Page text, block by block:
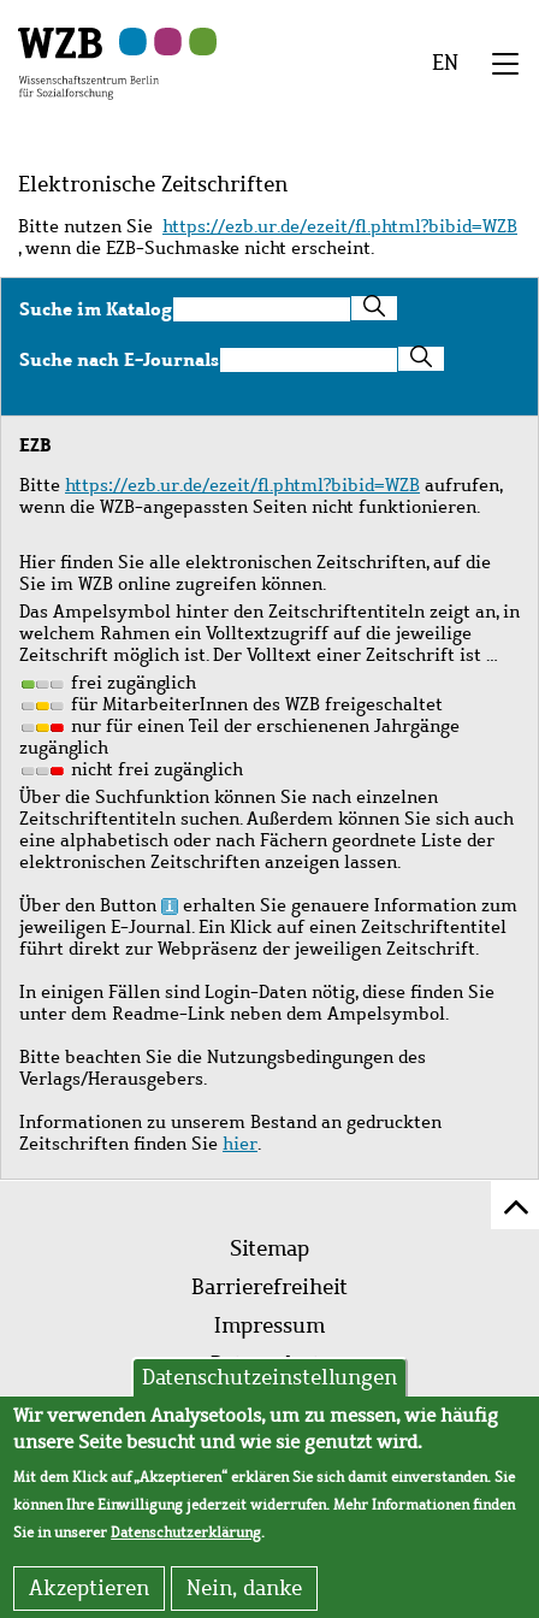
Hauptinhalt
springen
Navigation
springen
Suche
springen
Sekundärnavigation
springen
Fußzeile
springen
EN
Elektronische Zeitschriften
Bitte nutzen Sie https://ezb.ur.de/ezeit/fl.phtml?bibid=WZB
, wenn die EZB-Suchmaske nicht erscheint.
Suche im KatalogSuche
im
Katalog
Suche nach E-JournalsSuche
nach
Journals
EZB
Bitte https://ezb.ur.de/ezeit/fl.phtml?bibid=WZB aufrufen,
wenn die WZB-angepassten Seiten nicht funktionieren.
Hier finden Sie alle elektronischen Zeitschriften, auf die
Sie im WZB online zugreifen können.
Das Ampelsymbol hinter den Zeitschriftentiteln zeigt an, in
welchem Rahmen ein Volltextzugriff auf die jeweilige
Zeitschrift möglich ist. Der Volltext einer Zeitschrift ist …
frei zugänglich
für MitarbeiterInnen des WZB freigeschaltet
nur für einen Teil der erschienenen Jahrgänge
zugänglich
nicht frei zugänglich
Über die Suchfunktion können Sie nach einzelnen
Zeitschriftentiteln suchen. Außerdem können Sie sich auch
eine alphabetisch oder nach Fächern geordnete Liste der
elektronischen Zeitschriften anzeigen lassen.
Über den Button
erhalten Sie genauere Information zum
jeweiligen E-Journal. Ein Klick auf einen Zeitschriftentitel
führt direkt zur Webpräsenz der jeweiligen Zeitschrift.
In einigen Fällen sind Login-Daten nötig, diese finden Sie
unter dem Readme-Link neben dem Ampelsymbol.
Bitte beachten Sie die Nutzungsbedingungen des
Verlags/Herausgebers.
Informationen zu unserem Bestand an gedruckten
Zeitschriften finden Sie hier.
Fußleistenmenü
Sitemap
Barrierefreiheit
Impressum
Datenschutz
AVB
Datenschutzeinstellungen
Wir verwenden Analysetools, um zu messen, wie häufig
unsere Seite besucht und wie sie genutzt wird.
Mit dem Klick auf „Akzeptieren“ erklären Sie sich damit einverstanden. Sie
können Ihre Einwilligung jederzeit widerrufen. Mehr Informationen finden
Sie in unsererDatenschutzerklärung.
Akzeptieren Nein, danke